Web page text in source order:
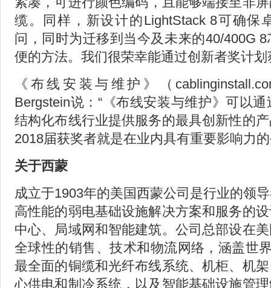
缆。同样，新设计的LightStack 8可确保
问，同时为迁移到当今及未来的40/400G
便的方法。我们很荣幸能通过创新者奖计划
《布线安装与维护》（
Bergstein说：“《布线安装与维护》可以
结构化布线行业提供服务的最具创新性的
2018届获奖者就是在业内具有重要影响力
关于西蒙
成立于1903年的美国西蒙公司是行业的领
高性能的弱电基础设施解决方案和服务的
中心、局域网和智能建筑。公司总部设在
全球性的销售、技术和物流网络，涵盖世
最全面的铜缆和光纤布线系统、机柜、机
心供电和制冷系统，以及智能基础设施管